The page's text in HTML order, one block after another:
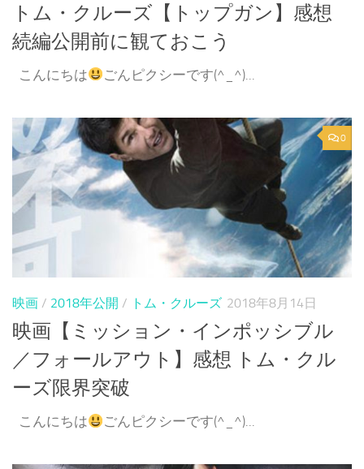
トム・クルーズ【トップガン】感想
続編公開前に観ておこう
こんにちは ごんピクシーです(^_^)...
0
映画 / 2018年公開 / トム・クルーズ 2018年8月14日
映画【ミッション・インポッシブル
／フォールアウト】感想 トム・クル
ーズ限界突破
こんにちは ごんピクシーです(^_^)...